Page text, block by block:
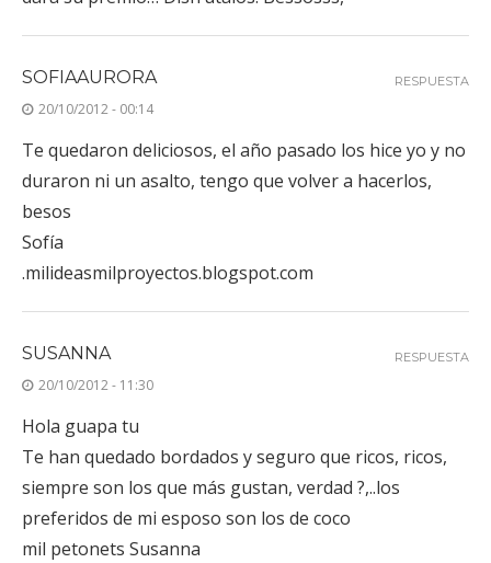
SOFIAAURORA
20/10/2012 - 00:14
Te quedaron deliciosos, el año pasado los hice yo y no
duraron ni un asalto, tengo que volver a hacerlos,
besos
Sofía
.milideasmilproyectos.blogspot.com
RESPUESTA
SUSANNA
20/10/2012 - 11:30
Hola guapa tu
Te han quedado bordados y seguro que ricos, ricos,
siempre son los que más gustan, verdad ?,..los
preferidos de mi esposo son los de coco
mil petonets Susanna
RESPUESTA